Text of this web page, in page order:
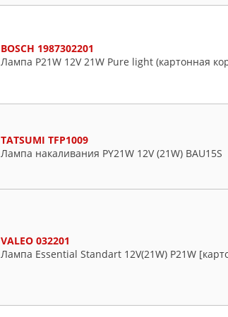
BOSCH 1987302201
Лампа P21W 12V 21W Pure light (картонная
TATSUMI TFP1009
Лампа накаливания PY21W 12V (21W) BAU15S
VALEO 032201
Лампа Essential Standart 12V(21W) P21W